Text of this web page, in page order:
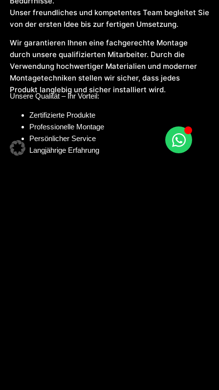
Unser freundliches und kompetentes Team begleitet Sie
von der ersten Idee bis zur fertigen Umsetzung.
Wir garantieren Ihnen eine fachgerechte Montage
durch unsere qualifizierten Mitarbeiter. Durch die
Verwendung hochwertiger Materialien und moderner
Montagetechniken stellen wir sicher, dass jedes
Produkt langlebig und sicher installiert wird.
Unsere Qualität – Ihr Vorteil:
Zertifizierte Produkte
Professionelle Montage
Persönlicher Service
Langjährige Erfahrung